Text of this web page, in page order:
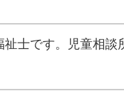
士です。児童相談